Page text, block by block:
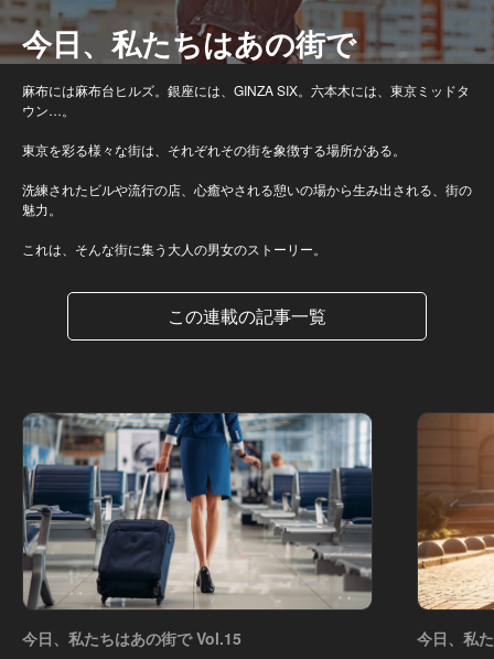
今日、私たちはあの街で
麻布には麻布台ヒルズ。銀座には、GINZA SIX。六本木には、東京ミッドタ
ウン…。
東京を彩る様々な街は、それぞれその街を象徴する場所がある。
洗練されたビルや流行の店、心癒やされる憩いの場から生み出される、街の
魅力。
これは、そんな街に集う大人の男女のストーリー。
この連載の記事一覧
今日、私たちはあの街で Vol.15 今日、私